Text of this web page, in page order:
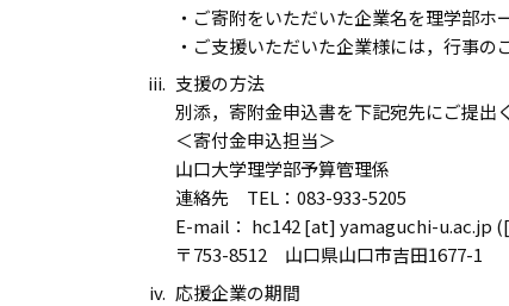
・ご寄附をいただいた企業名を理学部
・ご支援いただいた企業様には，行事の
支援の方法
別添，寄附金申込書を下記宛先にご提出
＜寄付金申込担当＞
山口大学理学部予算管理係
連絡先 TEL：083-933-5205
E-mail： hc142 [at] yamaguchi-u.ac.jp
〒753-8512 山口県山口市吉田1677-1
応援企業の期間